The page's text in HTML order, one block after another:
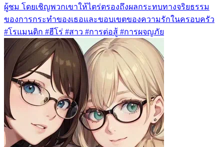
ผู้ชม โดยเชิญพวกเขาให้ไตร่ตรองถึงผลกระทบทางจริยธรรม
ของการกระทำของเธอและขอบเขตของความรักในครอบครัว
#โรแมนติก #ฮีโร่ #สาว #การต่อสู้ #การผจญภัย